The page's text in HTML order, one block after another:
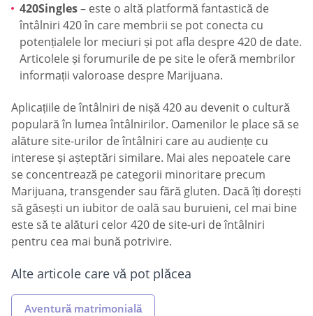
420Singles– este o altă platformă fantastică de
întâlniri 420 în care membrii se pot conecta cu
potențialele lor meciuri și pot afla despre 420 de date.
Articolele și forumurile de pe site le oferă membrilor
informații valoroase despre Marijuana.
Aplicațiile de întâlniri de nișă 420 au devenit o cultură
populară în lumea întâlnirilor. Oamenilor le place să se
alăture site-urilor de întâlniri care au audiențe cu
interese și așteptări similare. Mai ales nepoatele care
se concentrează pe categorii minoritare precum
Marijuana, transgender sau fără gluten. Dacă îți dorești
să găsești un iubitor de oală sau buruieni, cel mai bine
este să te alături celor 420 de site-uri de întâlniri
pentru cea mai bună potrivire.
Alte articole care vă pot plăcea
Aventură matrimonială